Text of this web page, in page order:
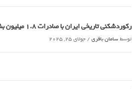
رکوردشکنی تاریخی ایران با صادرات 1.8 میلیون بشکه ای نفت خام_راسخ
توسطسامان باقری / جولای 25, 2025